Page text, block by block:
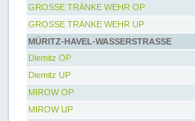
GROSSE TRÄNKE WEHR OP
GROSSE TRÄNKE WEHR UP
MÜRITZ-HAVEL-WASSERSTRASSE
Diemitz OP
Diemitz UP
MIROW OP
MIROW UP